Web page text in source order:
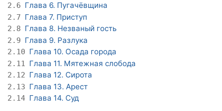
2.6 Глава 6. Пугачёвщина
2.7 Глава 7. Приступ
2.8 Глава 8. Незваный гость
2.9 Глава 9. Разлука
2.10 Глава 10. Осада города
2.11 Глава 11. Мятежная слобода
2.12 Глава 12. Сирота
2.13 Глава 13. Арест
2.14 Глава 14. Суд